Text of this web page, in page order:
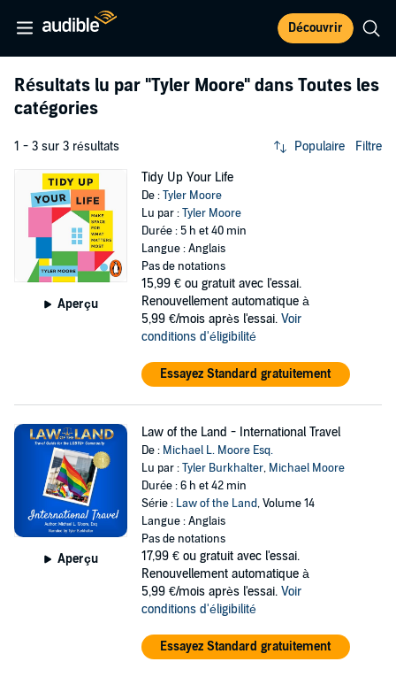
Découvrir
Résultats lu par "Tyler Moore" dans Toutes les
catégories
1 - 3 sur 3 résultats Populaire Filtre
Aperçu
Tidy Up Your Life
De :Tyler Moore
Lu par :Tyler Moore
Durée : 5 h et 40 min
Langue : Anglais
Pas de notations
15,99 € ou gratuit avec l'essai.
Renouvellement automatique à
5,99 €/mois après l'essai. Voir
conditions d'éligibilité
Essayez Standard gratuitement
Aperçu
Law of the Land - International Travel
De : Michael L. Moore Esq.
Lu par :Tyler Burkhalter, Michael Moore
Durée : 6 h et 42 min
Série : Law of the Land, Volume 14
Langue : Anglais
Pas de notations
17,99 € ou gratuit avec l'essai.
Renouvellement automatique à
5,99 €/mois après l'essai. Voir
conditions d'éligibilité
Essayez Standard gratuitement